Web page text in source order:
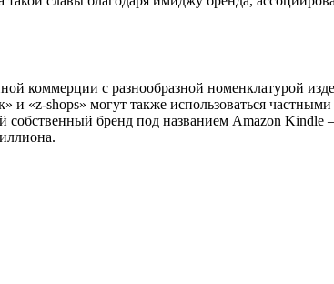
коммерции с разнообразной номенклатурой
«z-shops» могут также использоваться
собственный бренд под названием Amazon